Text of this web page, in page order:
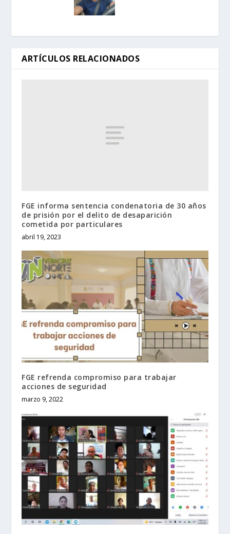
ARTÍCULOS RELACIONADOS
FGE informa sentencia condenatoria de 30 años
de prisión por el delito de desaparición
cometida por particulares
abril 19, 2023
FGE refrenda compromiso para trabajar
acciones de seguridad
marzo 9, 2022